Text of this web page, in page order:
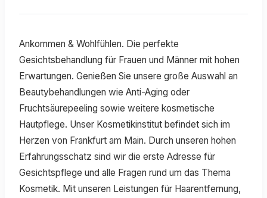
Ankommen & Wohlfühlen. Die perfekte
Gesichtsbehandlung für Frauen und Männer mit hohen
Erwartungen. Genießen Sie unsere große Auswahl an
Beautybehandlungen wie Anti-Aging oder
Fruchtsäurepeeling sowie weitere kosmetische
Hautpflege. Unser Kosmetikinstitut befindet sich im
Herzen von Frankfurt am Main. Durch unseren hohen
Erfahrungsschatz sind wir die erste Adresse für
Gesichtspflege und alle Fragen rund um das Thema
Kosmetik. Mit unseren Leistungen für Haarentfernung,